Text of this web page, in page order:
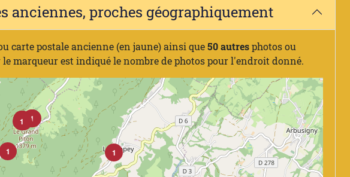
anciennes, proches géographiquement
carte postale ancienne (en jaune) ainsi que50 autresphotos ou
le marqueur est indiqué le nombre de photos pour l'endroit donné.
1
14
1
101
1
1
2 1
4 1
1